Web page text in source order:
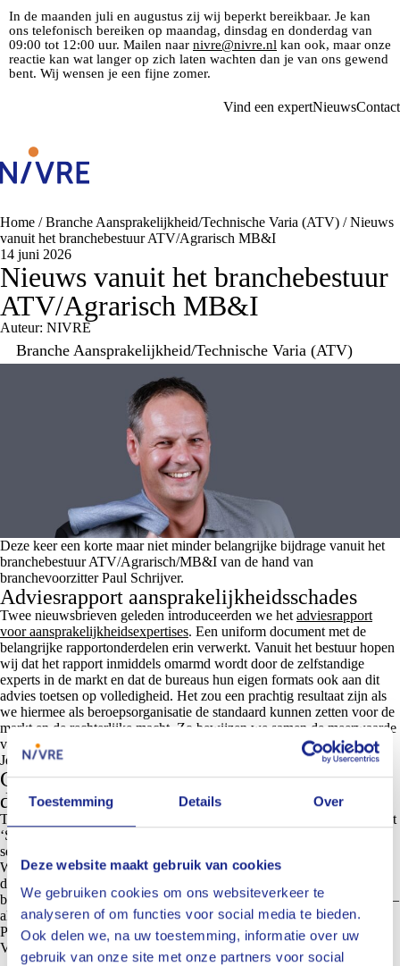
Toestemming Details Over
Deze website maakt gebruik van cookies
We gebruiken cookies om ons websiteverkeer te
analyseren of om functies voor social media te bieden.
Ook delen we, na uw toestemming, informatie over uw
gebruik van onze site met onze partners voor social
In de maanden juli en augustus zij wij beperkt bereikbaar. Je kan
ons telefonisch bereiken op maandag, dinsdag en donderdag van
09:00 tot 12:00 uur. Mailen naar nivre@nivre.nl kan ook, maar onze
reactie kan wat langer op zich laten wachten dan je van ons gewend
bent. Wij wensen je een fijne zomer.
Vind een expertNieuwsContact
Home /Branche Aansprakelijkheid/Technische Varia (ATV) /Nieuws
vanuit het branchebestuur ATV/Agrarisch MB&I
14 juni 2026
Nieuws vanuit het branchebestuur
ATV/Agrarisch MB&I
Auteur: NIVRE
Branche Aansprakelijkheid/Technische Varia (ATV)
Deze keer een korte maar niet minder belangrijke bijdrage vanuit het
branchebestuur ATV/Agrarisch/MB&I van de hand van
branchevoorzitter Paul Schrijver.
Adviesrapport aansprakelijkheidsschades
Twee nieuwsbrieven geleden introduceerden we hetadviesrapport
voor aansprakelijkheidsexpertises. Een uniform document met de
belangrijke rapportonderdelen erin verwerkt. Vanuit het bestuur hopen
wij dat het rapport inmiddels omarmd wordt door de zelfstandige
experts in de markt en dat de bureaus hun eigen formats ook aan dit
advies toetsen op volledigheid. Het zou een prachtig resultaat zijn als
we hiermee als beroepsorganisatie de standaard kunnen zetten voor de
markt en de rechterlijke macht. Zo bewijzen we samen de meerwaarde
van ons register.
Je kan het adviesrapport
Carrouselbijeenkomst ‘Slim werken,
duurzaam denken’
Ten tweede wil ik jullie aandacht vragen voor de carrouselbijeenkomst
‘Slim werken, duurzaam denken’. Er is een nieuwe datum bekend: 22
september 2026. Kom vooral je licht opsteken en je kennis verrijken.
We hebben weer een gevarieerd programma voor jullie gemaakt. Op
de website van het NIVRE vind je de laatste informatie over deze
bijeenkomst. Daar kun je je ook inschrijven. De bijeenkomst levert je –
als je de afsluitende toets haalt – 4 PE-punten op.
Paul Schrijver
Voorzitter branchebestuur